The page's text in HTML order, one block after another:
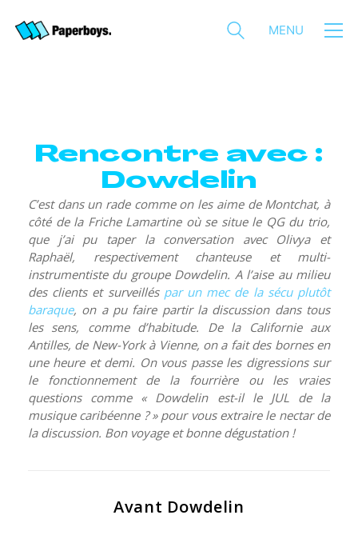
MENU
Rencontre avec :
Dowdelin
C’est dans un rade comme on les aime de Montchat, à
côté de la Friche Lamartine où se situe le QG du trio,
que j’ai pu taper la conversation avec Olivya et
Raphaël, respectivement chanteuse et multi-
instrumentiste du groupe Dowdelin. A l’aise au milieu
des clients et surveillés par un mec de la sécu plutôt
baraque, on a pu faire partir la discussion dans tous
les sens, comme d’habitude. De la Californie aux
Antilles, de New-York à Vienne, on a fait des bornes en
une heure et demi. On vous passe les digressions sur
le fonctionnement de la fourrière ou les vraies
questions comme « Dowdelin est-il le JUL de la
musique caribéenne ? » pour vous extraire le nectar de
la discussion. Bon voyage et bonne dégustation !
Avant Dowdelin